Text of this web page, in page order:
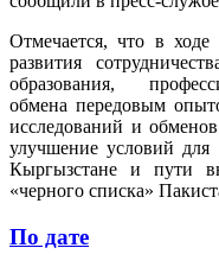
Отмечается, что в
развития
образования,
обмена передовым
исследований и
улучшение условий для
Кыргызстане и пути
«черного списка»
По дате